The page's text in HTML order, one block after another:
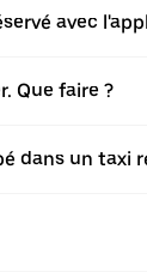
avec
Que faire ?
dans un taxi